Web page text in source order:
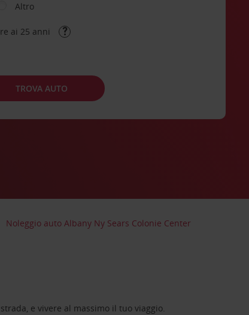
Altro
ai 25 anni
TROVA AUTO
Noleggio auto Albany Ny Sears Colonie Center
e vivere al massimo il tuo viaggio.